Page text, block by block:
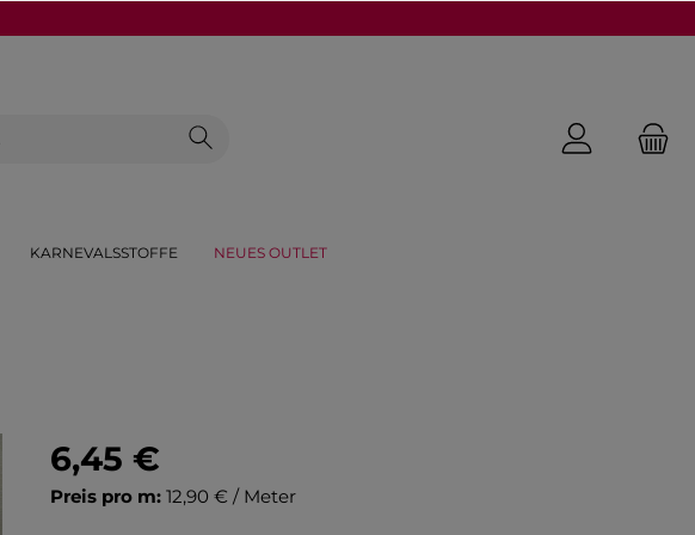
KARNEVALSSTOFFE NEUES OUTLET
6,45 €
Preis pro m: 12,90 € / Meter